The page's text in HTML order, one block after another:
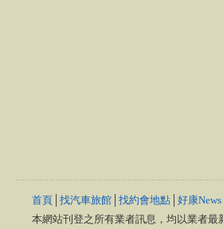
首頁 找汽車旅館 找約會地點 好康News
本網站刊登之所有業者訊息，均以業者